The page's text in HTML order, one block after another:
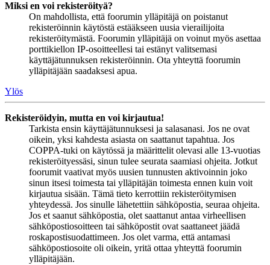
Miksi en voi rekisteröityä?
On mahdollista, että foorumin ylläpitäjä on poistanut
rekisteröinnin käytöstä estääkseen uusia vierailijoita
rekisteröitymästä. Foorumin ylläpitäjä on voinut myös asettaa
porttikiellon IP-osoitteellesi tai estänyt valitsemasi
käyttäjätunnuksen rekisteröinnin. Ota yhteyttä foorumin
ylläpitäjään saadaksesi apua.
Ylös
Rekisteröidyin, mutta en voi kirjautua!
Tarkista ensin käyttäjätunnuksesi ja salasanasi. Jos ne ovat
oikein, yksi kahdesta asiasta on saattanut tapahtua. Jos
COPPA-tuki on käytössä ja määrittelit olevasi alle 13-vuotias
rekisteröityessäsi, sinun tulee seurata saamiasi ohjeita. Jotkut
foorumit vaativat myös uusien tunnusten aktivoinnin joko
sinun itsesi toimesta tai ylläpitäjän toimesta ennen kuin voit
kirjautua sisään. Tämä tieto kerrottiin rekisteröitymisen
yhteydessä. Jos sinulle lähetettiin sähköpostia, seuraa ohjeita.
Jos et saanut sähköpostia, olet saattanut antaa virheellisen
sähköpostiosoitteen tai sähköpostit ovat saattaneet jäädä
roskapostisuodattimeen. Jos olet varma, että antamasi
sähköpostiosoite oli oikein, yritä ottaa yhteyttä foorumin
ylläpitäjään.